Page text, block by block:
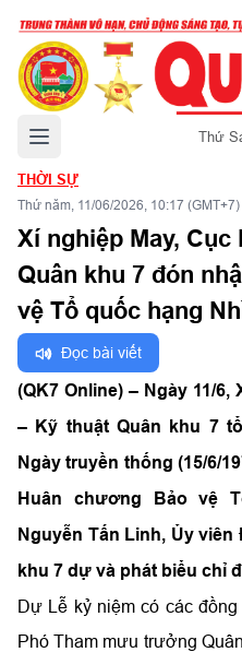
Mở menu chính Thứ
THỜI SỰ
Thứ năm, 11/06/2026, 10:17 (GMT+7)
Xí nghiệp May, Cục
Quân khu 7 đón
vệ Tổ quốc hạng
Đọc bài viết
(QK7 Online) – Ngày 11/6,
– Kỹ thuật Quân khu 7
Ngày truyền thống (15/6/
Huân chương Bảo vệ
Nguyễn Tấn Linh, Ủy
khu 7 dự và phát biểu chỉ
Dự Lễ kỷ niệm có các
Phó Tham mưu trưởng